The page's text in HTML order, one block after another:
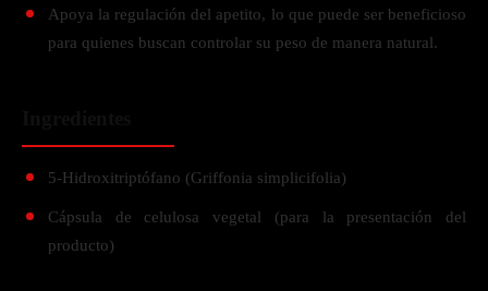
Apoya la regulación del apetito, lo que puede ser beneficioso
para quienes buscan controlar su peso de manera natural.
5-Hidroxitriptófano (Griffonia simplicifolia)
Cápsula de celulosa vegetal (para la presentación del
producto)